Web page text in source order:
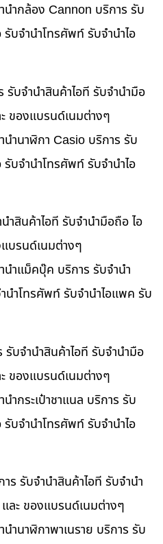
ำกล้อง Cannon บริการ รับ
บจำนำโทรศัพท์ รับจำนำไอ
บจำนำสินค้าไอที รับจำนำมือ
ของแบรนด์เนมต่างๆ
ำนาฬิกา Casio บริการ รับ
บจำนำโทรศัพท์ รับจำนำไอ
สินค้าไอที รับจำนำมือถือ ไอ
บรนด์เนมต่างๆ
ำแม็คบุ๊ค บริการ รับจำนำ
นำโทรศัพท์ รับจำนำไอแพค รับ
รับจำนำสินค้าไอที รับจำนำมือ
ของแบรนด์เนมต่างๆ
ำกระเป๋าชาแนล บริการ รับ
บจำนำโทรศัพท์ รับจำนำไอ
ร รับจำนำสินค้าไอที รับจำนำ
ละ ของแบรนด์เนมต่างๆ
ำนาฬิกาพาเนราย บริการ รับ